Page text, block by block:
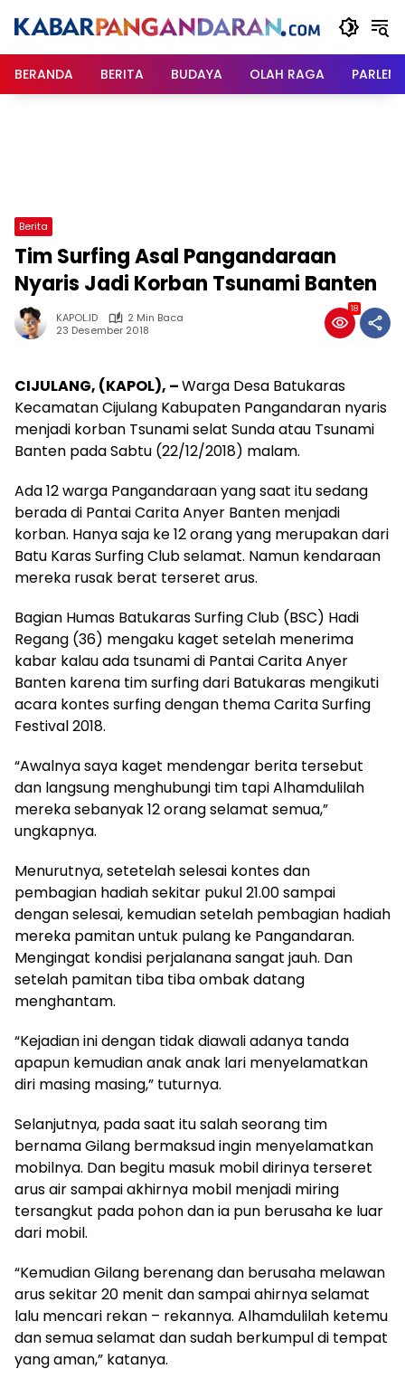
BERANDA
BERITA BUDAYA OLAH RAGA
Berita
Tim Surfing Asal Pangandaraan
Nyaris Jadi Korban Tsunami Banten
KAPOL.ID
2 Min Baca
23 Desember 2018
18
CIJULANG, (KAPOL), –Warga Desa Batukaras
Kecamatan Cijulang Kabupaten Pangandaran nyaris
menjadi korban Tsunami selat Sunda atau Tsunami
Banten pada Sabtu (22/12/2018) malam.
Ada 12 warga Pangandaraan yang saat itu sedang
berada di Pantai Carita Anyer Banten menjadi
korban. Hanya saja ke 12 orang yang merupakan dari
Batu Karas Surfing Club selamat. Namun kendaraan
mereka rusak berat terseret arus.
Bagian Humas Batukaras Surfing Club (BSC) Hadi
Regang (36) mengaku kaget setelah menerima
kabar kalau ada tsunami di Pantai Carita Anyer
Banten karena tim surfing dari Batukaras mengikuti
acara kontes surfing dengan thema Carita Surfing
Festival 2018.
“Awalnya saya kaget mendengar berita tersebut
dan langsung menghubungi tim tapi Alhamdulilah
mereka sebanyak 12 orang selamat semua,”
ungkapnya.
Menurutnya, setetelah selesai kontes dan
pembagian hadiah sekitar pukul 21.00 sampai
dengan selesai, kemudian setelah pembagian hadiah
mereka pamitan untuk pulang ke Pangandaran.
Mengingat kondisi perjalanana sangat jauh. Dan
setelah pamitan tiba tiba ombak datang
menghantam.
“Kejadian ini dengan tidak diawali adanya tanda
apapun kemudian anak anak lari menyelamatkan
diri masing masing,” tuturnya.
Selanjutnya, pada saat itu salah seorang tim
bernama Gilang bermaksud ingin menyelamatkan
mobilnya. Dan begitu masuk mobil dirinya terseret
arus air sampai akhirnya mobil menjadi miring
tersangkut pada pohon dan ia pun berusaha ke luar
dari mobil.
“Kemudian Gilang berenang dan berusaha melawan
arus sekitar 20 menit dan sampai ahirnya selamat
lalu mencari rekan – rekannya. Alhamdulilah ketemu
dan semua selamat dan sudah berkumpul di tempat
yang aman,” katanya.